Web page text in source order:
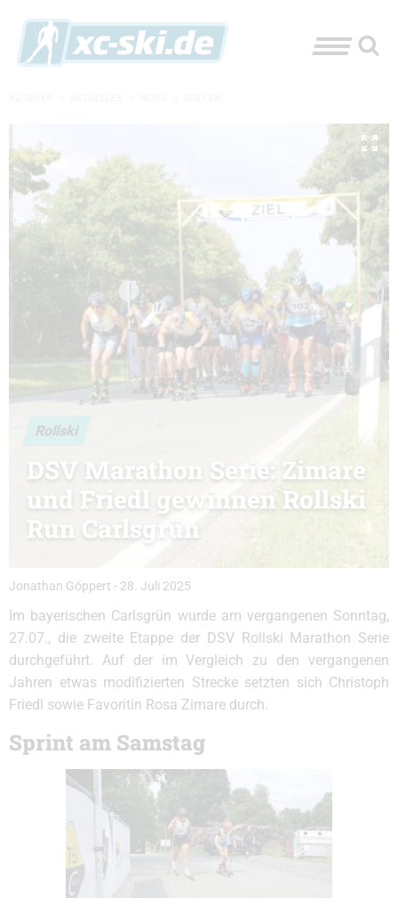
Rollski
DSV Marathon Serie: Zimare
und Friedl gewinnen Rollski
Run Carlsgrün
Jonathan Göppert - 28. Juli 2025
Im bayerischen Carlsgrün wurde am vergangenen Sonntag,
27.07., die zweite Etappe der DSV Rollski Marathon Serie
durchgeführt. Auf der im Vergleich zu den vergangenen
Jahren etwas modifizierten Strecke setzten sich Christoph
Friedl sowie Favoritin Rosa Zimare durch.
Sprint am Samstag